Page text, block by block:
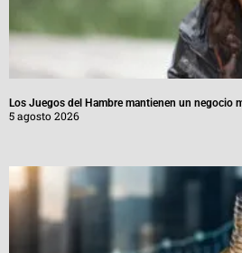
Los Juegos del Hambre mantienen un negocio
5 agosto 2026